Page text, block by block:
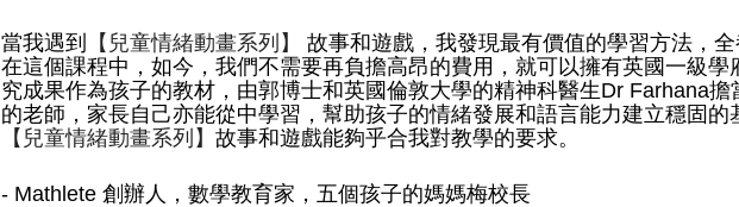
當我遇到 【兒童情緒動畫系列】
故事和遊戲，我發現最有價值的學習方法，
在這個課程中，如今，我們不需要再負擔高昂的費用，就可以擁有英國一級學
究成果作為孩子的教材，由郭博士和英國倫敦大學的精神科醫生Dr Farhana擔
的老師，家長自己亦能從中學習，幫助孩子的情緒發展和語言能力建立穩固的
【兒童情緒動畫系列】故事和遊戲能夠乎合我對教學的要求。
- Mathlete 創辦人，數學教育家，五個孩子的媽媽梅校長